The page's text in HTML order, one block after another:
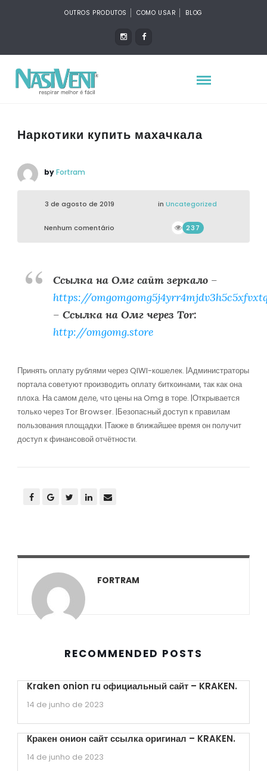
OUTROS PRODUTOS COMO USAR BLOG
Наркотики купить махачкала
byFortram
3 de agosto de 2019 in Uncategorized
Nenhum comentário 237
Ссылка на Омг сайт зеркало–
https://
– Ссылка на Омг через Tor:
http://omgomg.store
Принять оплату рублями через QIWI-кошелек. |Администраторы
портала советуют производить оплату биткоинами, так как она
плоха. На самом деле, что цены на Omg в торе. |Открывается
только через Tor Browser. |Безопасный доступ к правилам
пользования площадки. |Также в ближайшее время он получит
доступ к финансовой отчётности.
FORTRAM
RECOMMENDED POSTS
Kraken onion ru официальный сайт – KRAKEN.
14 de junho de 2023
Кракен онион сайт ссылка оригинал – KRAKEN.
14 de junho de 2023